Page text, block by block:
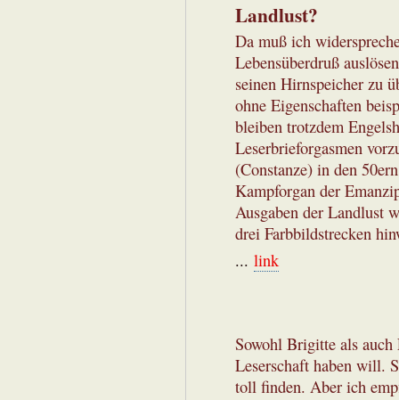
Landlust?
Da muß ich
Lebensüberdruß
seinen Hirnspeicher zu
ohne Eigenschaften
bleiben trotzdem
Leserbrieforgasmen
(Constanze) in den
Kampforgan der
Ausgaben der Landlust
drei Farbbildstrecken
... link
Sowohl Brigitte als
Leserschaft haben will.
toll finden. Aber ich